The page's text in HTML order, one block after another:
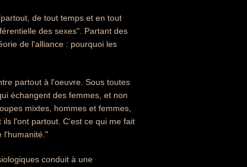
de tout temps et en tout
des sexes". Partant des
de l'alliance : pourquoi les
partout à l'oeuvre. Sous toutes
échangent des femmes, et non
mixtes, hommes et femmes,
l'ont partout. C'est ce qui me fait
l'humanité."
conduit à une